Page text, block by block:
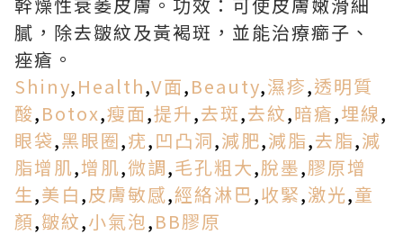
膩，除去皺紋及黃褐斑，並能治療癤子、
痤瘡。
Shiny,Health,V面,Beauty,濕疹,透明質
酸,Botox,瘦面,提升,去斑,去紋,暗瘡,埋線,
眼袋,黑眼圈,疣,凹凸洞,減肥,減脂,去脂,減
脂增肌,增肌,微調,毛孔粗大,脫墨,膠原增
生,美白,皮膚敏感,經絡淋巴,收緊,激光,童
顏,皺紋,小氣泡,BB膠原